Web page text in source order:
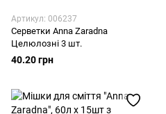
Артикул: 006237
Серветки Anna Zaradna
Целюлозні 3 шт.
40.20 грн